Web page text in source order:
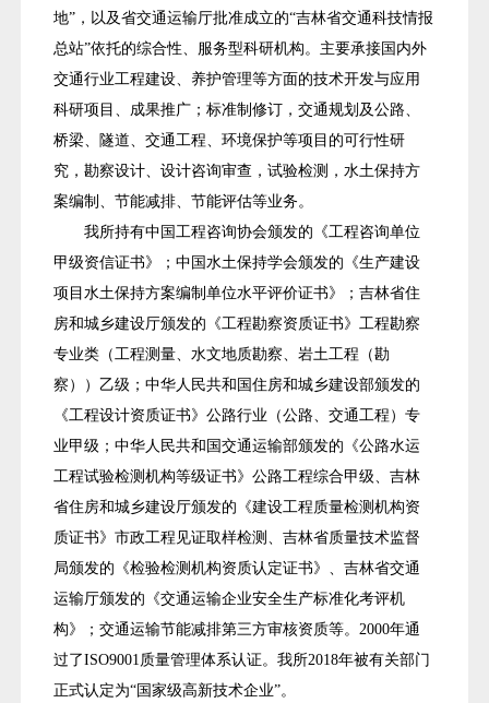
地”，以及省交通运输厅批准成立的“吉林省交通科技情报
总站”依托的综合性、服务型科研机构。主要承接国内外
交通行业工程建设、养护管理等方面的技术开发与应用
科研项目、成果推广；标准制修订，交通规划及公路、
桥梁、隧道、交通工程、环境保护等项目的可行性研
究，勘察设计、设计咨询审查，试验检测，水土保持方
案编制、节能减排、节能评估等业务。
我所持有中国工程咨询协会颁发的《工程咨询单位
甲级资信证书》；中国水土保持学会颁发的《生产建设
项目水土保持方案编制单位水平评价证书》；吉林省住
房和城乡建设厅颁发的《工程勘察资质证书》工程勘察
专业类（工程测量、水文地质勘察、岩土工程（勘
察））乙级；中华人民共和国住房和城乡建设部颁发的
《工程设计资质证书》公路行业（公路、交通工程）专
业甲级；中华人民共和国交通运输部颁发的《公路水运
工程试验检测机构等级证书》公路工程综合甲级、吉林
省住房和城乡建设厅颁发的《建设工程质量检测机构资
质证书》市政工程见证取样检测、吉林省质量技术监督
局颁发的《检验检测机构资质认定证书》、吉林省交通
运输厅颁发的《交通运输企业安全生产标准化考评机
构》；交通运输节能减排第三方审核资质等。2000年通
过了ISO9001质量管理体系认证。我所2018年被有关部门
正式认定为“国家级高新技术企业”。